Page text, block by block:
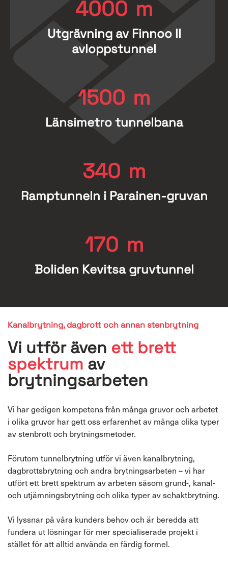
4000 m
Utgrävning av Finnoo II
avloppstunnel
1500 m
Länsimetro tunnelbana
340 m
Ramptunneln i Parainen-gruvan
170 m
Boliden Kevitsa gruvtunnel
Kanalbrytning, dagbrott och annan stenbrytning
Vi utför även ett brett
spektrum av
brytningsarbeten
Vi har gedigen kompetens från många gruvor och arbetet
i olika gruvor har gett oss erfarenhet av många olika typer
av stenbrott och brytningsmetoder.
Förutom tunnelbrytning utför vi även kanalbrytning,
dagbrottsbrytning och andra brytningsarbeten – vi har
utfört ett brett spektrum av arbeten såsom grund-, kanal-
och utjämningsbrytning och olika typer av schaktbrytning.
Vi lyssnar på våra kunders behov och är beredda att
fundera ut lösningar för mer specialiserade projekt i
stället för att alltid använda en färdig formel.